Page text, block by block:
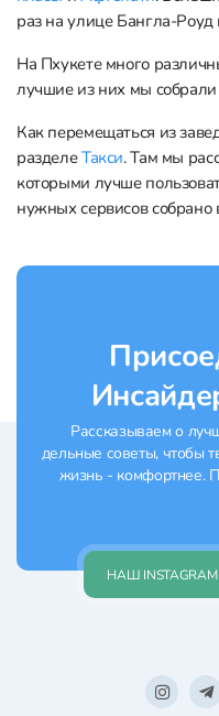
раз на улице Бангла-Роуд
На Пхукете много
лучшие из них мы собрали
Как перемещаться из
разделеТакси. Там мы
которыми лучше
нужных сервисов собрано
Рассказываем о
дельные советы, чтобы
жизнь - комфортнее.
НАШ INSTAGRAM